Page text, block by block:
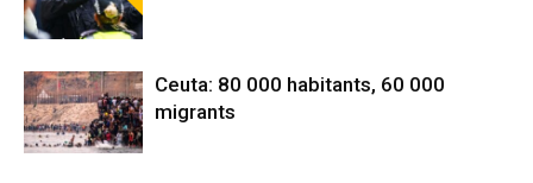
Ceuta: 80 000 habitants, 60 000
migrants